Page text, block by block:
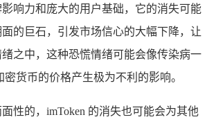
影响力和庞大的用户基础，它的消失可能
的巨石，引发市场信心的大幅下降，让
之中，这种恐慌情绪可能会像传染病一
货币的价格产生极为不利的影响。
性的，imToken 的消失也可能会为其他